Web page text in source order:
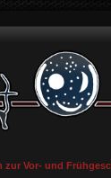
Vor- und